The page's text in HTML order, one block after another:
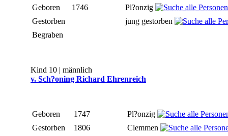
Geboren 1746
Pl?onzig
Gestorben
jung gestorben
Begraben
Kind 10 | männlich
v. Sch?oning Richard Ehrenreich
Geboren 1747
Pl?onzig
Gestorben
1806
Clemmen